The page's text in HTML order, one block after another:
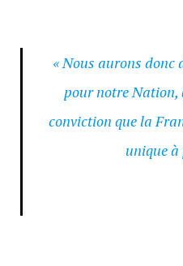
« Nous aurons donc
pour notre Nation,
conviction que la
unique